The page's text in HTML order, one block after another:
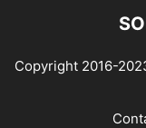
Copyright 2016-